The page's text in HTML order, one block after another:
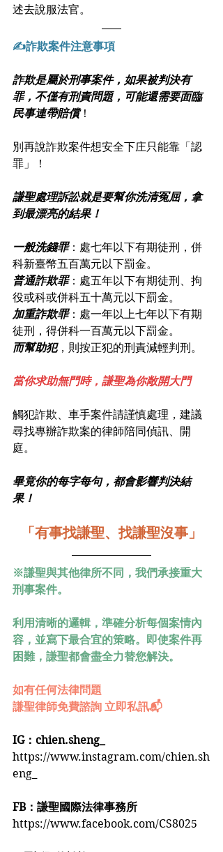
述去說服法官。
✍詐欺案件注意事項
詐欺是屬於刑事案件，如果被判決有
罪，不僅有刑責問題，可能還需要面臨
民事連帶賠償！
別再說詐欺案件想安全下庄只能靠「認
罪」！
謙聖處理訴訟就是要幫你洗清冤屈，拿
到最漂亮的結果！
一般洗錢罪：處七年以下有期徒刑，併
科新臺幣五百萬元以下罰金。
普通詐欺罪：處五年以下有期徒刑、拘
役或科或併科五十萬元以下罰金。
加重詐欺罪：處一年以上七年以下有期
徒刑，得併科一百萬元以下罰金。
而幫助犯，則按正犯的刑責減輕判刑。
當你求助無門時，謙聖為你敞開大門
觸犯詐欺、車手案件請謹慎處理，建議
尋找專辦詐欺案的律師陪同偵訊、開
庭。
畢竟你的每字每句，都會影響判決結
果！
「有事找謙聖、找謙聖沒事」
※謙聖與其他律所不同，我們承接重大
刑事案件。
利用清晰的邏輯，準確分析每個案情內
容，並寫下最合宜的策略。即使案件再
困難，謙聖都會盡全力替您解決。
如有任何法律問題
謙聖律師免費諮詢 立即私訊📬
IG：chien.sheng_
https://www.instagram.com/chien.sh
eng_
FB：謙聖國際法律事務所
https://www.facebook.com/CS8025